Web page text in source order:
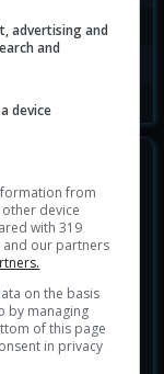
,Xbox One
advertising and
and
device
from
device
with 319
and our partners
on the basis
by managing
of this page
in privacy